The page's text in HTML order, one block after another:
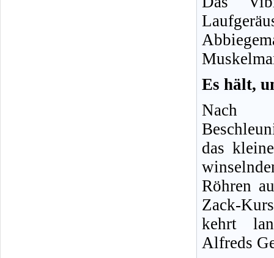
Es hält,
Nach
das
Röhren
Zack-
kehrt
Alfreds